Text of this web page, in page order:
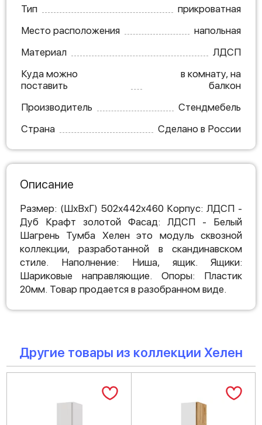
Тип
прикроватная
Место расположения
напольная
Материал
ЛДСП
Куда можно
поставить
в комнату, на
балкон
Производитель
Стендмебель
Страна
Сделано в России
Описание
Размер: (ШхВхГ) 502х442х460 Корпус: ЛДСП -
Дуб Крафт золотой Фасад: ЛДСП - Белый
Шагрень Тумба Хелен это модуль сквозной
коллекции, разработанной в скандинавском
стиле. Наполнение: Ниша, ящик. Ящики:
Шариковые направляющие. Опоры: Пластик
20мм. Товар продается в разобранном виде.
Другие товары из коллекции Хелен